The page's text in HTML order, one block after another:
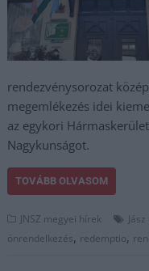
rendezvénysorozat
megemlékezés idei
az egykori
Nagykunságot.
TOVÁBB OLVASOM
JNSZ megyei hírek
önrendelkezés, redemptio,